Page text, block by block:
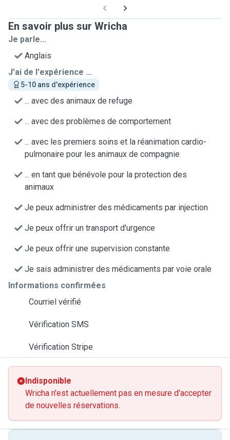
En savoir plus sur Wricha
Je parle...
Anglais
J'ai de l'expérience ...
5-10 ans d'expérience
... avec des animaux de refuge
... avec des problèmes de comportement
... avec les premiers soins et la réanimation cardio-
pulmonaire pour les animaux de compagnie
... en tant que bénévole pour la protection des
animaux
Je peux administrer des médicaments par injection
Je peux offrir un transport d'urgence
Je peux offrir une supervision constante
Je sais administrer des médicaments par voie orale
Informations confirmées
Courriel vérifié
Vérification SMS
Vérification Stripe
Indisponible
Wricha n'est actuellement pas en mesure d'accepter
de nouvelles réservations.